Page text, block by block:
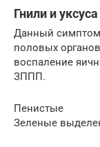
Гнили и уксуса
Данный симптом
половых
воспаление
ЗППП.
Пенистые
Зеленые